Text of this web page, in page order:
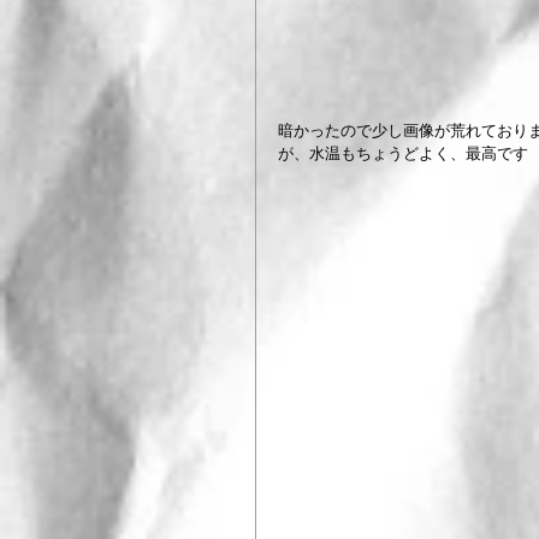
暗かったので少し画像が荒れており
が、水温もちょうどよく、最高です